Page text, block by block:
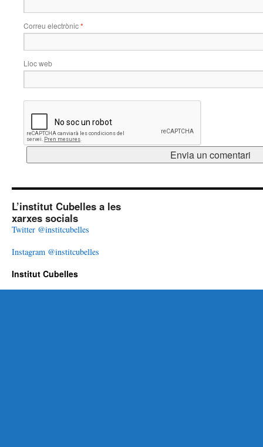
Correu electrònic*
Lloc web
L’institut Cubelles a les
xarxes socials
Twitter @institcubelles
Instagram @institcubelles
Institut Cubelles